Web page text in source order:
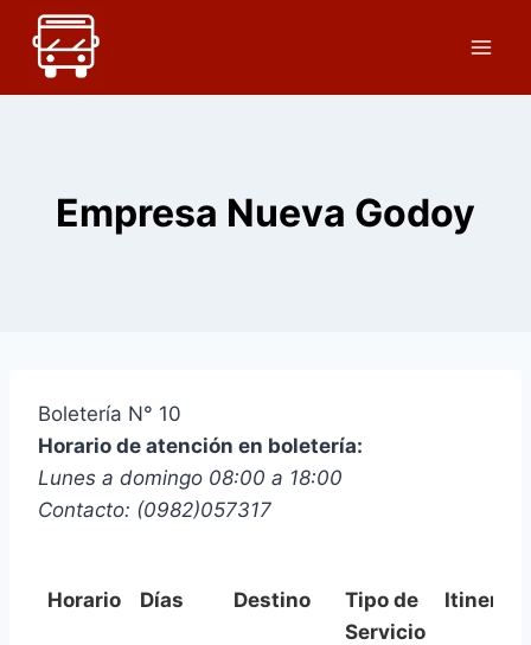
Saltar
contenido
Empresa Nueva Godoy
Boletería N° 10
Horario de atención en boletería:
Lunes a domingo 08:00 a 18:00
Contacto: (0982)057317
Horario Días Destino
Tipo de
Servicio